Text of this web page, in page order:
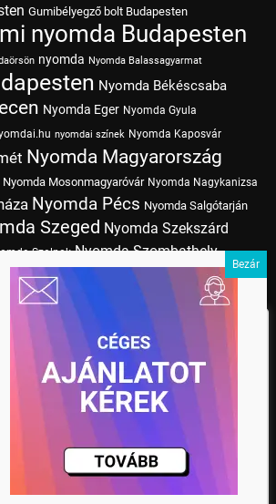
böngészési élmény fokozására,
vagy tartalmak megjelenítésére,
A "Mindent elfogad" gombra
a cookie-k használatához.
Rendben
Gumibélyegző bolt Budapesten
nyomda Budapesten
nyomda Nyomda Balassagyarmat
Nyomda Békéscsaba
Nyomda Eger Nyomda Gyula
nyomdai színek Nyomda Kaposvár
Nyomda Magyarország
Nyomda Mosonmagyaróvár Nyomda Nagykanizsa
Nyomda Pécs Nyomda Salgótarján
Szeged Nyomda Szekszárd
Szolnok Nyomda Szombathely
Nyomda Tatabánya Nyomda Vác
Nyomda Érd nyomtatás
Budapesten
Szitanyomda Budapesten